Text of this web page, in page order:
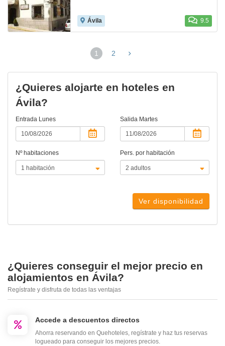
Ávila 9.5
1
(página
2
¿Quieres alojarte en hoteles en
Ávila?
Entrada Lunes Salida Martes
Nº habitaciones Pers. por habitación
Ver disponibilidad
¿Quieres conseguir el mejor precio en
alojamientos en Ávila?
Regístrate y disfruta de todas las ventajas
Accede a descuentos directos
Ahorra reservando en Quehoteles, regístrate y haz tus reservas
logueado para conseguir los mejores precios.